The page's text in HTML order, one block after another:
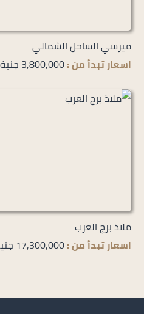
ميرسي الساحل الشمالي
اسعار تبدأ من :3,800,000 جنية
ملاذ برج العرب
اسعار تبدأ من :17,300,000 جنية